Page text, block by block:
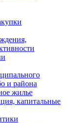
и района
жилье
капитальные